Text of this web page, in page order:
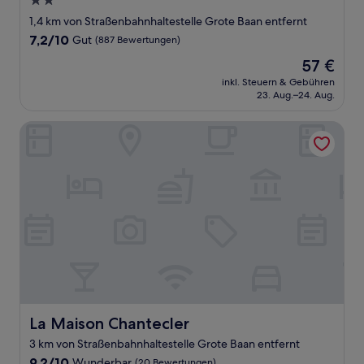
Sterne-
Unterkunft
1,4 km von Straßenbahnhaltestelle Grote Baan entfernt
7.2
7,2/10 Gut (887 Bewertungen)
Der
Preis
beträgt
57 €
inkl. Steuern & Gebühren
23. Aug.–24. Aug.
La Maison Chantecler
La Maison Chantecler
3 km von Straßenbahnhaltestelle Grote Baan entfernt
9.2